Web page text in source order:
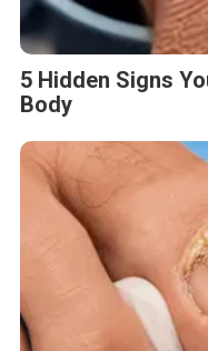
5 Hidden Signs
Body